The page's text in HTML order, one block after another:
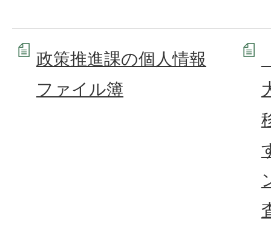
政策推進課の個人情報
ファイル簿